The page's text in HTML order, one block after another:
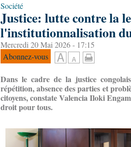
Société
Justice: lutte contre la
l'institutionnalisation
Mercredi 20 Mai 2026 - 17:15
Abonnez-vous
Dans le cadre de la justice
répétition, absence des parties et
citoyens, constate Valencia Iloki
droit pour tous.